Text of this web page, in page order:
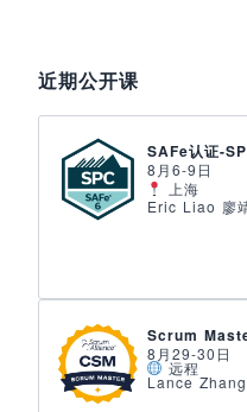
近期公开课
SAFe认证-
8月6-9日
上海
Eric Liao 廖
Scrum
8月29-30日
远程
Lance